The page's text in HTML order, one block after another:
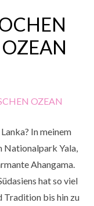
In meinem
Nationalpark Yala,
Ahangama.
hat so viel
Tradition bis hin zu